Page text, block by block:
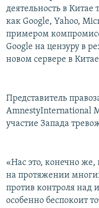
деятельность в
как Google, Yahoo,
примером
Google на цензуру в
новом сервере в
Представитель
AmnestyInternational
участие Запада
«Нас это, конечно
на протяжении
против контроля над
особенно беспокоит